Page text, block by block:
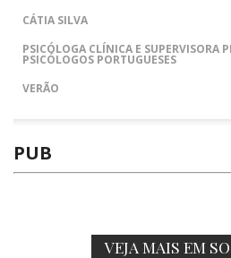
CÁTIA SILVA
PSICÓLOGA CLÍNICA E SUPERVISORA
PSICÓLOGOS PORTUGUESES
VERÃO
PUB
VEJA MAIS EM